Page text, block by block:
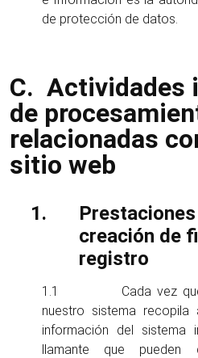
de protección de datos.
C. Actividades
de
relacionadas
sitio web
creación de
registro
1.1 Cada vez que
nuestro sistema recopila
información del sistema
llamante que pueden